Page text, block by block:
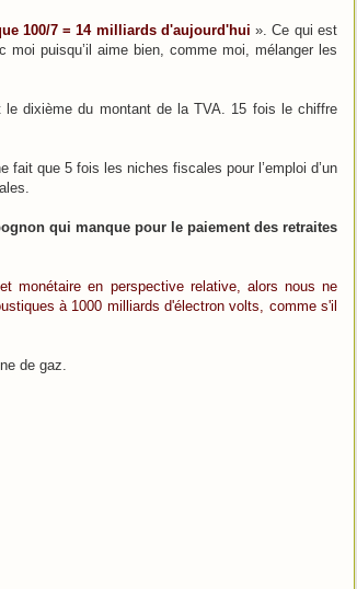
100/7 = 14 milliards d'aujourd'hui». Ce qui est
moi puisqu’il aime bien, comme moi, mélanger les
le dixième du montant de la TVA. 15 fois le chiffre
fait que 5 fois les niches fiscales pour l’emploi d’un
qui manque pour le paiement des retraites
monétaire en perspective relative, alors nous ne
à 1000 milliards d'électron volts, comme s'il
de gaz.